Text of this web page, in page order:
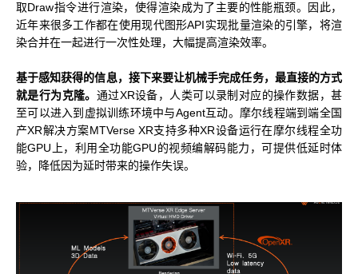
取Draw指令进行渲染，使得渲染成为了主要的性能瓶颈。因此，
近年来很多工作都在使用现代图形API实现批量渲染的引擎，将渲
染合并在一起进行一次性处理，大幅提高渲染效率。
基于感知获得的信息，接下来要让机械手完成任务，最直接的方式
就是行为克隆。 通过XR设备，人类可以录制对应的操作数据，甚
至可以进入到虚拟训练环境中与Agent互动。摩尔线程端到端全国
产XR解决方案MTVerse XR支持多种XR设备运行在摩尔线程全功
能GPU上，利用全功能GPU的视频编解码能力，可提供低延时体
验，降低因为延时带来的操作失误。